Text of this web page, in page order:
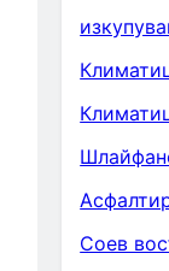
Соев